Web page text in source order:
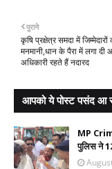
पुराने
कृषि प्रक्षेत्र समदा में जिम्मेदारों
मनमानी,धान के पैरा में लगा दी
अधिकारी रहते हैं नदारद
आपको ये पोस्ट पसंद आ
MP
पुलिस ने